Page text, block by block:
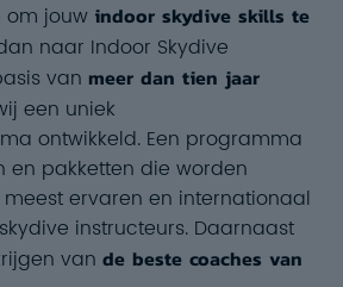
om jouw indoor skydive skills te
naar Indoor Skydive
van meer dan tien jaar
een uniek
ontwikkeld. Een programma
en pakketten die worden
ervaren en internationaal
instructeurs. Daarnaast
van de beste coaches van